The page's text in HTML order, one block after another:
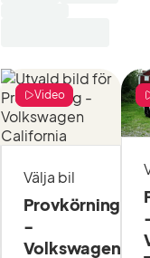
och med
att
gäller. Det
trygghet,
trygghet,
på
trygghet.
Välja bil
Provkörning
-
Volkswagen
Video